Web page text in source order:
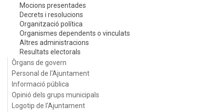
Mocions presentades
Decrets i resolucions
Organització política
Organismes dependents o vinculats
Altres administracions
Resultats electorals
Òrgans de govern
Personal de l'Ajuntament
Informació pública
Opinió dels grups municipals
Logotip de l'Ajuntament